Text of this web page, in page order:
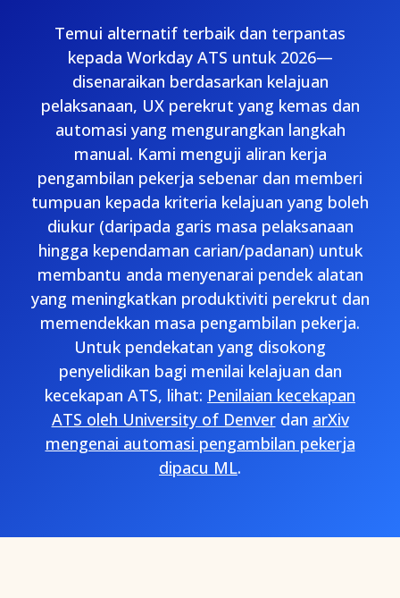
Temui alternatif terbaik dan terpantas
kepada Workday ATS untuk 2026—
disenaraikan berdasarkan kelajuan
pelaksanaan, UX perekrut yang kemas dan
automasi yang mengurangkan langkah
manual. Kami menguji aliran kerja
pengambilan pekerja sebenar dan memberi
tumpuan kepada kriteria kelajuan yang boleh
diukur (daripada garis masa pelaksanaan
hingga kependaman carian/padanan) untuk
membantu anda menyenarai pendek alatan
yang meningkatkan produktiviti perekrut dan
memendekkan masa pengambilan pekerja.
Untuk pendekatan yang disokong
penyelidikan bagi menilai kelajuan dan
kecekapan ATS, lihat: Penilaian kecekapan
ATS oleh University of Denverdan arXiv
mengenai automasi pengambilan pekerja
dipacu ML.